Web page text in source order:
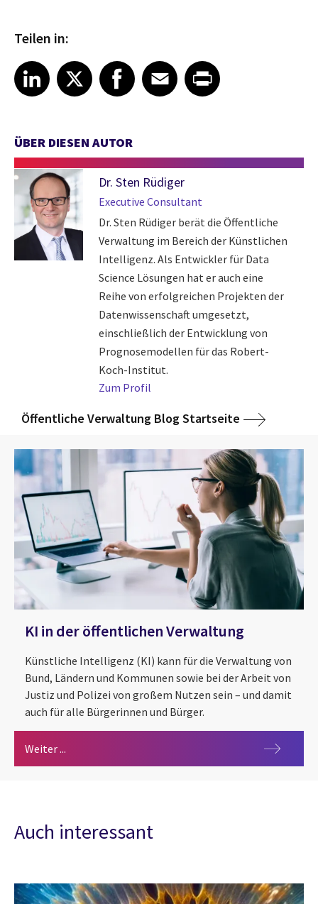
Teilen in:
Share article on LinkedIn
LinkedIn
Share article on XShare article on Facebook
Facebook
Share article on Email
EmailShare article on Print
ÜBER DIESEN AUTOR
Dr. Sten Rüdiger
Executive Consultant
Dr. Sten Rüdiger berät die Öffentliche
Verwaltung im Bereich der Künstlichen
Intelligenz. Als Entwickler für Data
Science Lösungen hat er auch eine
Reihe von erfolgreichen Projekten der
Datenwissenschaft umgesetzt,
einschließlich der Entwicklung von
Prognosemodellen für das Robert-
Koch-Institut.
Zum Profil
Öffentliche Verwaltung Blog Startseite
KI in der öffentlichen Verwaltung
Künstliche Intelligenz (KI) kann für die Verwaltung von
Bund, Ländern und Kommunen sowie bei der Arbeit von
Justiz und Polizei von großem Nutzen sein – und damit
auch für alle Bürgerinnen und Bürger.
Weiter ...
Auch interessant